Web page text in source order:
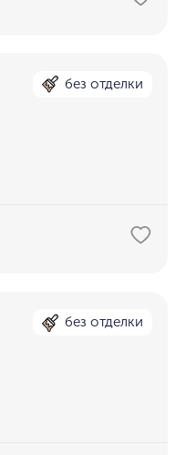
без отделки
без отделки